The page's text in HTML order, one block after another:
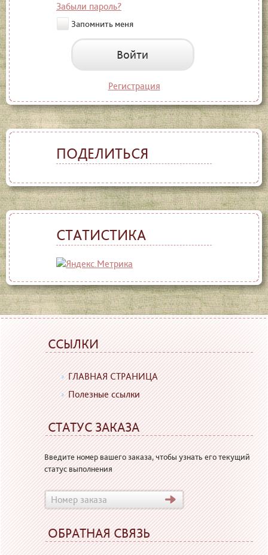
Забыли пароль?
Запомнить меня
Войти
Регистрация
ПОДЕЛИТЬСЯ
СТАТИСТИКА
ССЫЛКИ
ГЛАВНАЯ СТРАНИЦА
Полезные ссылки
СТАТУС ЗАКАЗА
Введите номер вашего заказа, чтобы узнать его текущий
статус выполнения
ОБРАТНАЯ СВЯЗЬ